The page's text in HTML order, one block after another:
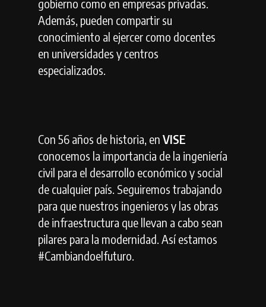
gobierno como en empresas privadas.
Además, pueden compartir su
conocimiento al ejercer como docentes
en universidades y centros
especializados.
Con 56 años de historia, en VISE
conocemos la importancia de la ingeniería
civil para el desarrollo económico y social
de cualquier país. Seguiremos trabajando
para que nuestros ingenieros y las obras
de infraestructura que llevan a cabo sean
pilares para la modernidad. Así estamos
#Cambiandoelfuturo.